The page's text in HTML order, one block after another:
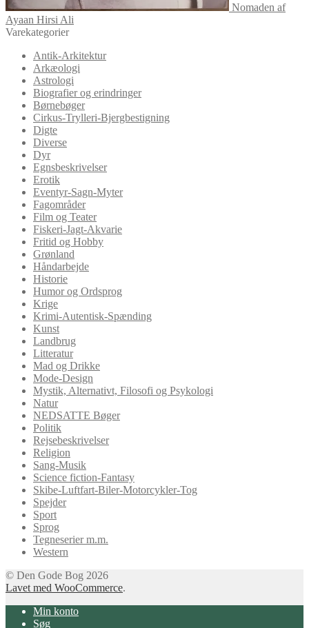
Nomaden af
Ayaan Hirsi Ali
Varekategorier
Antik-Arkitektur
Arkæologi
Astrologi
Biografier og erindringer
Børnebøger
Cirkus-Trylleri-Bjergbestigning
Digte
Diverse
Dyr
Egnsbeskrivelser
Erotik
Eventyr-Sagn-Myter
Fagområder
Film og Teater
Fiskeri-Jagt-Akvarie
Fritid og Hobby
Grønland
Håndarbejde
Historie
Humor og Ordsprog
Krige
Krimi-Autentisk-Spænding
Kunst
Landbrug
Litteratur
Mad og Drikke
Mode-Design
Mystik, Alternativt, Filosofi og Psykologi
Natur
NEDSATTE Bøger
Politik
Rejsebeskrivelser
Religion
Sang-Musik
Science fiction-Fantasy
Skibe-Luftfart-Biler-Motorcykler-Tog
Spejder
Sport
Sprog
Tegneserier m.m.
Western
© Den Gode Bog 2026
Lavet med WooCommerce.
Min konto
Søg